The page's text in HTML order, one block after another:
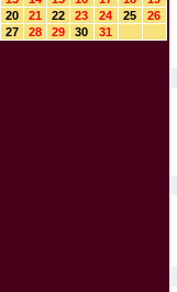
20
21 22 23 24 25
26
27
28 29 30 31